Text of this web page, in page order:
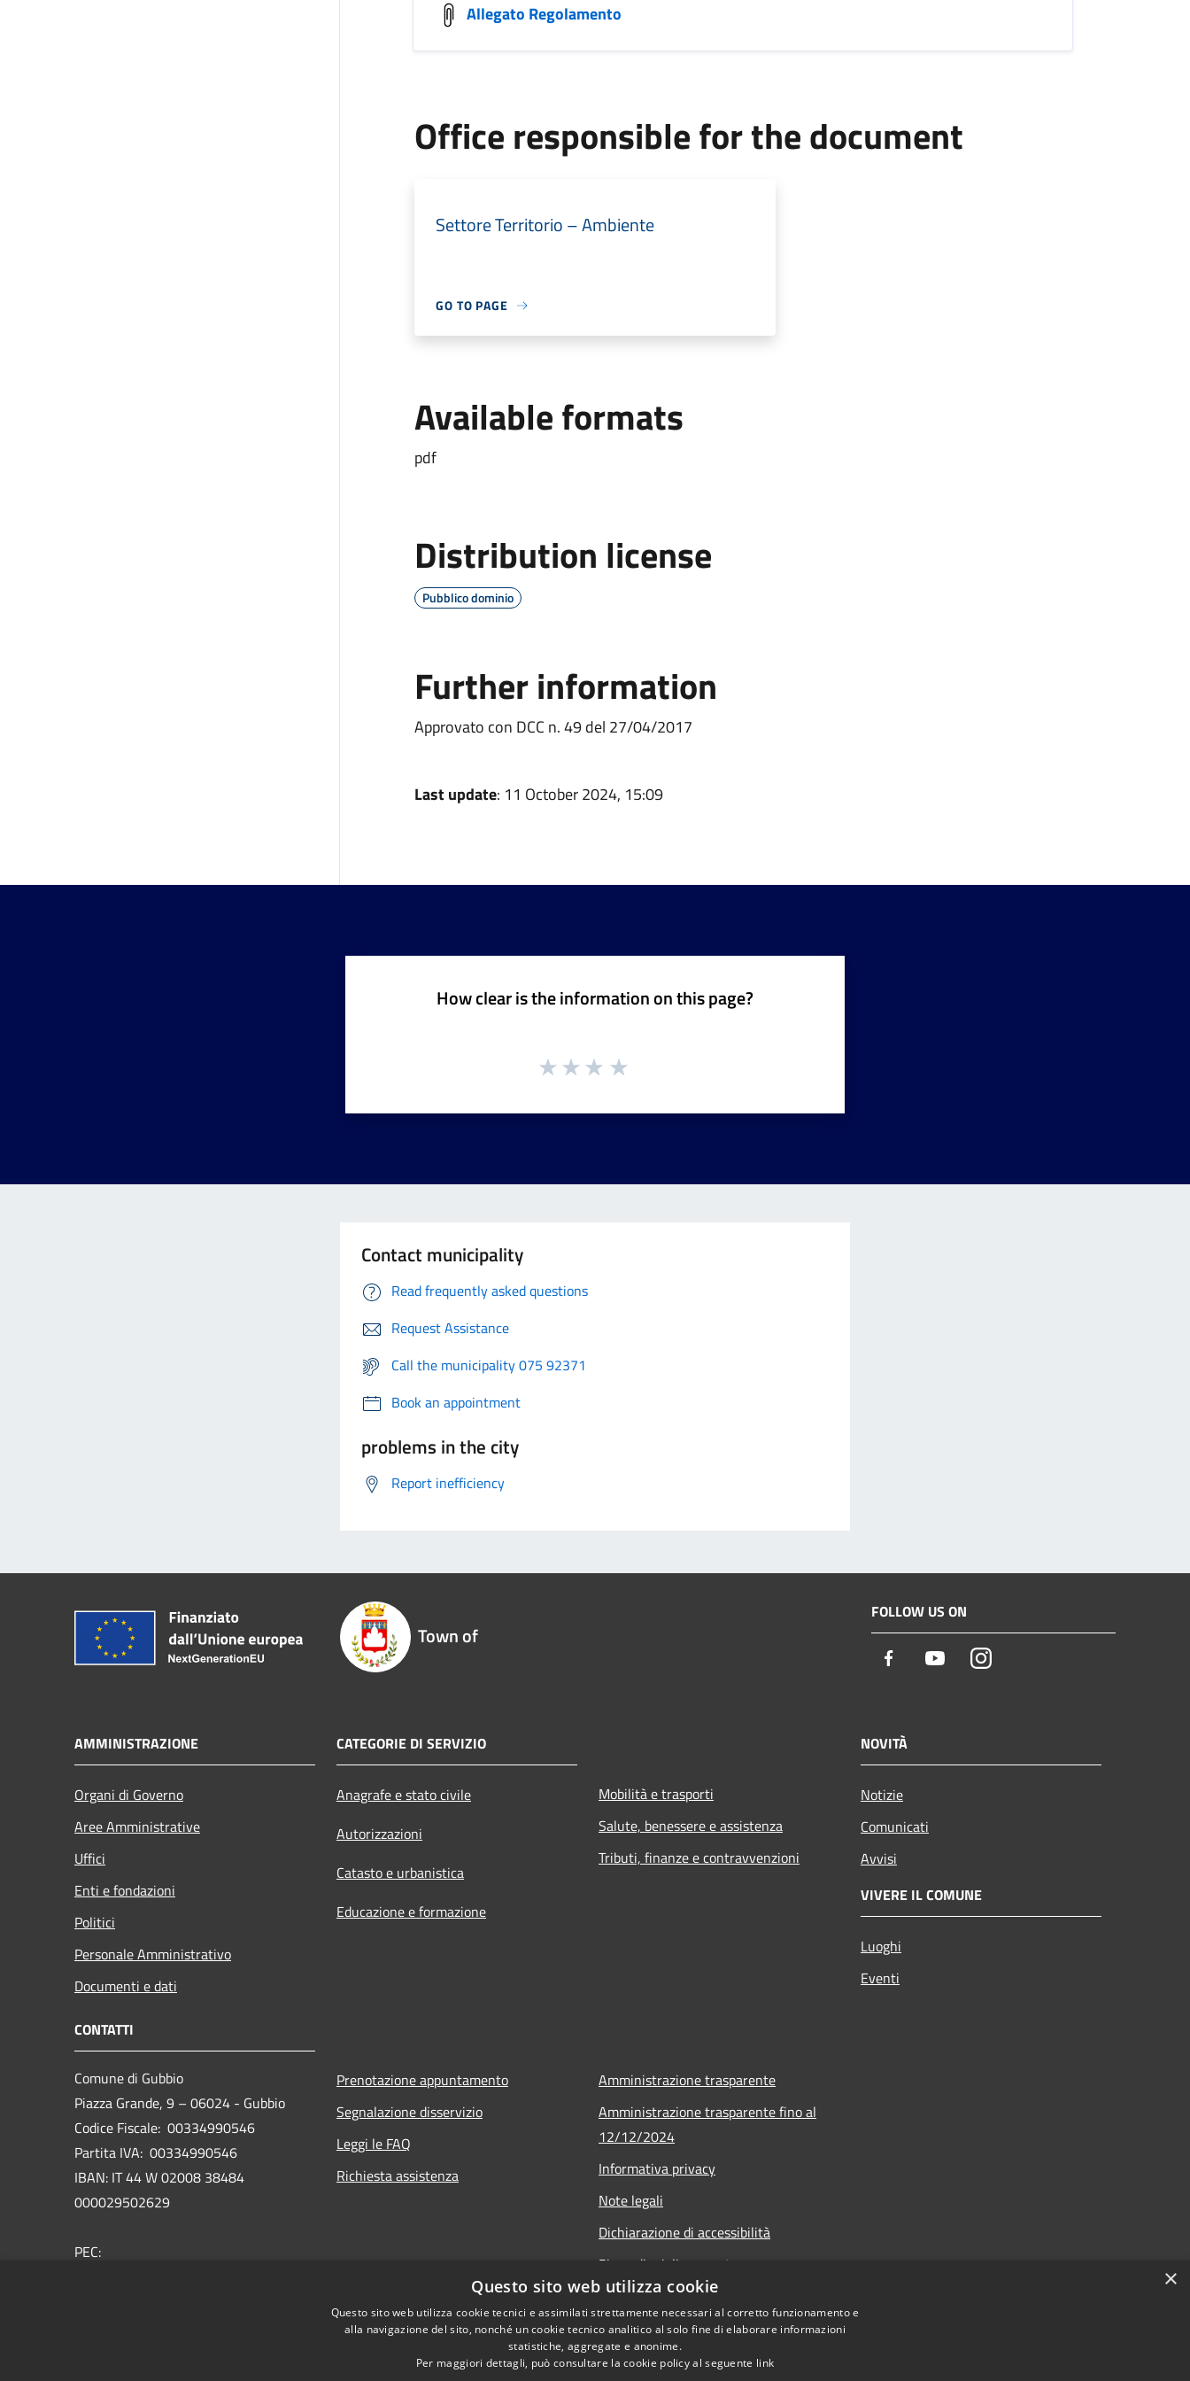
Allegato Regolamento
Office responsible for the document
Settore Territorio – Ambiente
GO TO PAGE
Available formats
pdf
Distribution license
Pubblico dominio
Further information
Approvato con DCC n. 49 del 27/04/2017
Last update: 11 October 2024, 15:09
How clear is the information on this page?
Contact municipality
Read frequently asked questions
Request Assistance
Call the municipality 075 92371
Book an appointment
problems in the city
Report inefficiency
Town of
FOLLOW US ON
Facebook YoutubeInstagram
AMMINISTRAZIONE
Organi di Governo
Aree Amministrative
Uffici
Enti e fondazioni
Politici
Personale Amministrativo
Documenti e dati
CATEGORIE DI SERVIZIO
Anagrafe e stato civile
Autorizzazioni
Catasto e urbanistica
Educazione e formazione
Mobilità e trasporti
Salute, benessere e assistenza
Tributi, finanze e contravvenzioni
NOVITÀ
Notizie
Comunicati
Avvisi
VIVERE IL COMUNE
Luoghi
Eventi
CONTATTI
Comune di Gubbio
Piazza Grande, 9 – 06024 - Gubbio
Codice Fiscale: 00334990546
Partita IVA: 00334990546
IBAN: IT 44 W 02008 38484
000029502629
PEC:
Prenotazione appuntamento
Segnalazione disservizio
Leggi le FAQ
Richiesta assistenza
Amministrazione trasparente
Amministrazione trasparente fino al
12/12/2024
Informativa privacy
Note legali
Dichiarazione di accessibilità
Piano di miglioramento
×
Questo sito web utilizza cookie
Questo sito web utilizza cookie tecnici e assimilati strettamente necessari al corretto funzionamento e
alla navigazione del sito, nonché un cookie tecnico analitico al solo fine di elaborare informazioni
statistiche, aggregate e anonime.
Per maggiori dettagli, può consultare la cookie policy al seguente link